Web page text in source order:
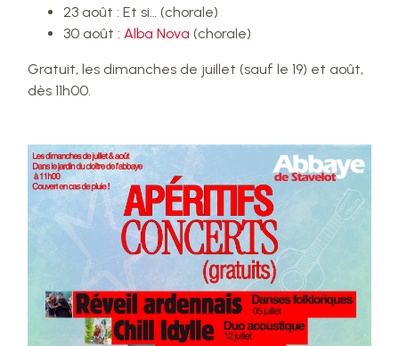
23 août : Et si… (chorale)
30 août :Alba Nova (chorale)
Gratuit, les dimanches de juillet (sauf le 19) et août,
dès 11h00.